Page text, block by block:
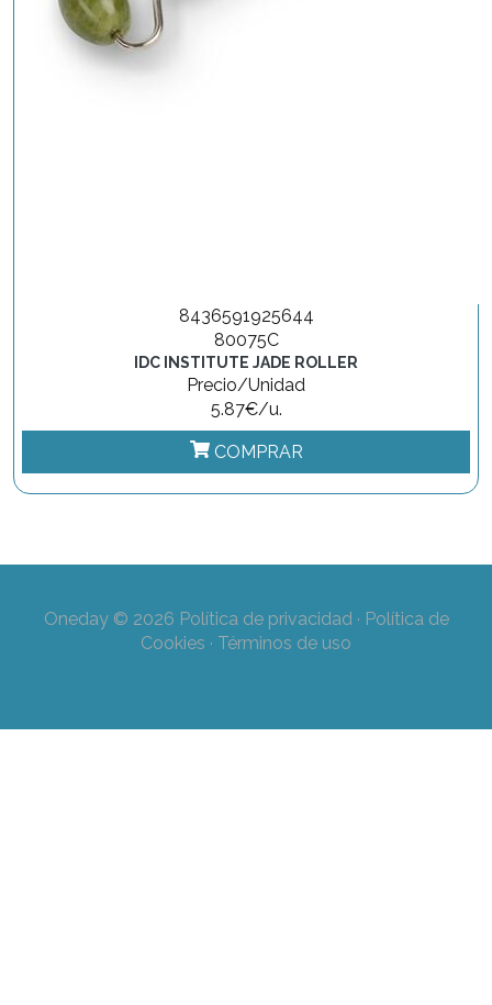
8436591925644
80075C
IDC INSTITUTE JADE ROLLER
Precio/Unidad
5.87€/u.
COMPRAR
Oneday © 2026 Política de privacidad · Política de
Cookies · Términos de uso